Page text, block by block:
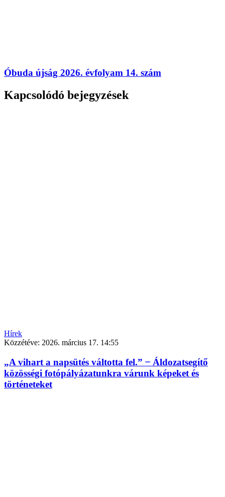
Óbuda újság 2026. évfolyam 14. szám
Kapcsolódó bejegyzések
Hírek
Közzétéve: 2026. március 17. 14:55
„A vihart a napsütés váltotta fel.” ̶ Áldozatsegítő
közösségi fotópályázatunkra várunk képeket és
történeteket